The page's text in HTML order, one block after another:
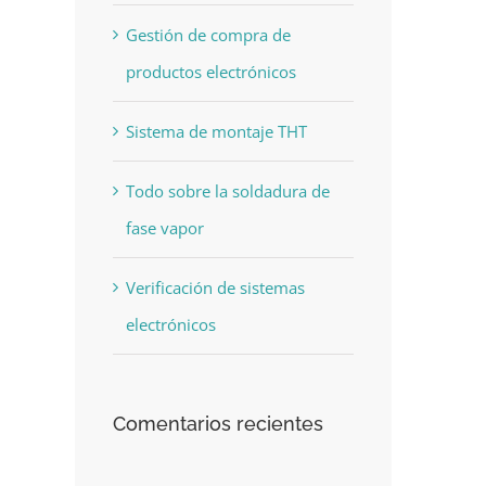
Gestión de compra de
productos electrónicos
Sistema de montaje THT
Todo sobre la soldadura de
fase vapor
Verificación de sistemas
electrónicos
Comentarios recientes